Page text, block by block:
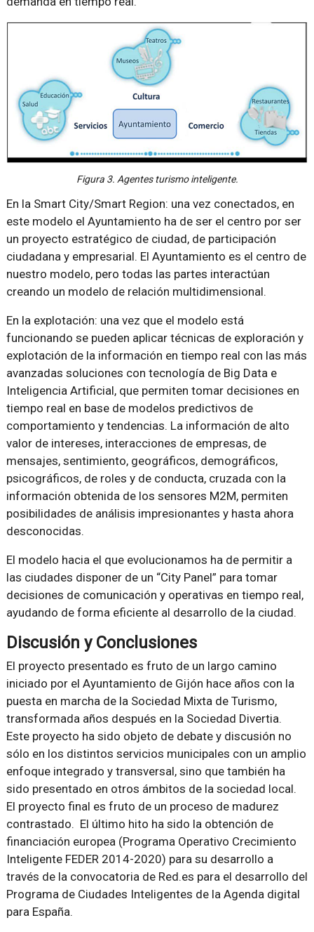
Figura 3. Agentes turismo inteligente.
En la Smart City/Smart Region: una vez conectados, en
este modelo el Ayuntamiento ha de ser el centro por ser
un proyecto estratégico de ciudad, de participación
ciudadana y empresarial. El Ayuntamiento es el centro de
nuestro modelo, pero todas las partes interactúan
creando un modelo de relación multidimensional.
En la explotación: una vez que el modelo está
funcionando se pueden aplicar técnicas de exploración y
explotación de la información en tiempo real con las más
avanzadas soluciones con tecnología de Big Data e
Inteligencia Artificial, que permiten tomar decisiones en
tiempo real en base de modelos predictivos de
comportamiento y tendencias. La información de alto
valor de intereses, interacciones de empresas, de
mensajes, sentimiento, geográficos, demográficos,
psicográficos, de roles y de conducta, cruzada con la
información obtenida de los sensores M2M, permiten
posibilidades de análisis impresionantes y hasta ahora
desconocidas.
El modelo hacia el que evolucionamos ha de permitir a
las ciudades disponer de un “City Panel” para tomar
decisiones de comunicación y operativas en tiempo real,
ayudando de forma eficiente al desarrollo de la ciudad.
Discusión y Conclusiones
El proyecto presentado es fruto de un largo camino
iniciado por el Ayuntamiento de Gijón hace años con la
puesta en marcha de la Sociedad Mixta de Turismo,
transformada años después en la Sociedad Divertia.
Este proyecto ha sido objeto de debate y discusión no
sólo en los distintos servicios municipales con un amplio
enfoque integrado y transversal, sino que también ha
sido presentado en otros ámbitos de la sociedad local.
El proyecto final es fruto de un proceso de madurez
contrastado. El último hito ha sido la obtención de
financiación europea (Programa Operativo Crecimiento
Inteligente FEDER 2014-2020) para su desarrollo a
través de la convocatoria de Red.es para el desarrollo del
Programa de Ciudades Inteligentes de la Agenda digital
para España.